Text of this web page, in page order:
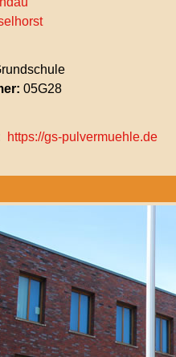
05G28
https://gs-pulvermuehle.de